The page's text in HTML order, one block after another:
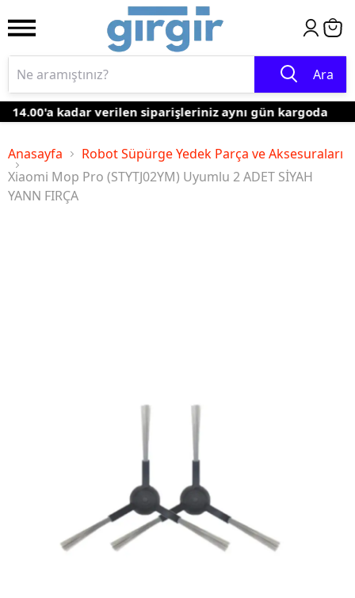
Ara
14.00'a kadar verilen siparişleriniz aynı gün kargoda
Anasayfa
Robot Süpürge Yedek Parça ve Aksesuraları
Xiaomi Mop Pro (STYTJ02YM) Uyumlu 2 ADET SİYAH
YANN FIRÇA